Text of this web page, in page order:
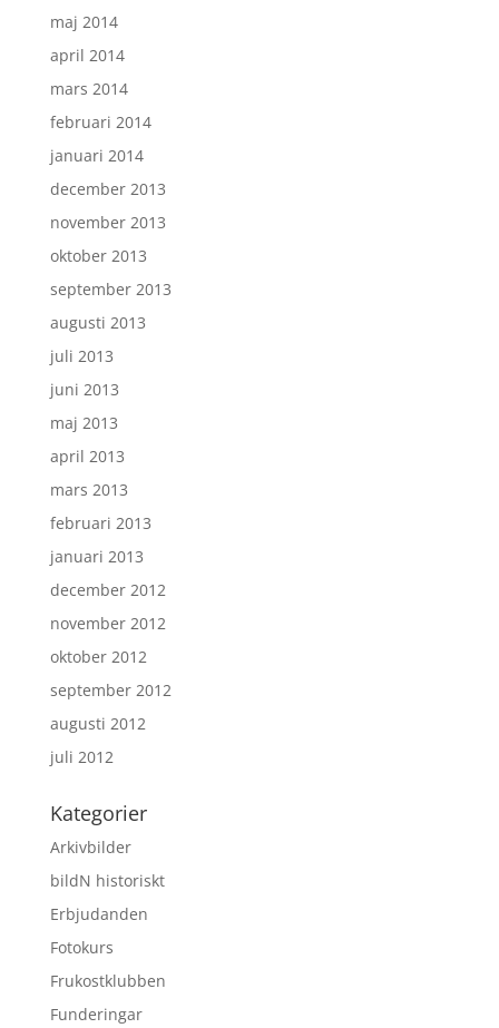
maj 2014
april 2014
mars 2014
februari 2014
januari 2014
december 2013
november 2013
oktober 2013
september 2013
augusti 2013
juli 2013
juni 2013
maj 2013
april 2013
mars 2013
februari 2013
januari 2013
december 2012
november 2012
oktober 2012
september 2012
augusti 2012
juli 2012
Kategorier
Arkivbilder
bildN historiskt
Erbjudanden
Fotokurs
Frukostklubben
Funderingar